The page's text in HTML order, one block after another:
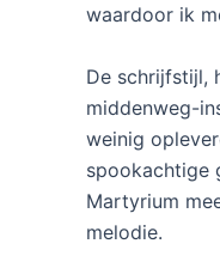
waardoor ik
De schrijfstijl,
middenweg-
weinig
spookachtige
Martyrium
melodie.